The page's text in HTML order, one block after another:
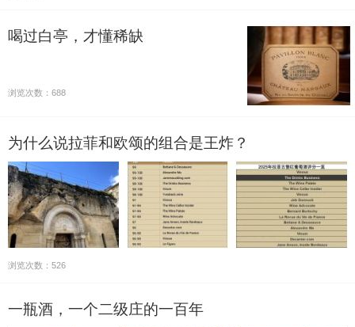
喝过白亭，才懂稀缺
浏览次数：688
为什么说拉菲和欧颂的组合是王炸？
浏览次数：526
一瓶酒，一个二级庄的一百年